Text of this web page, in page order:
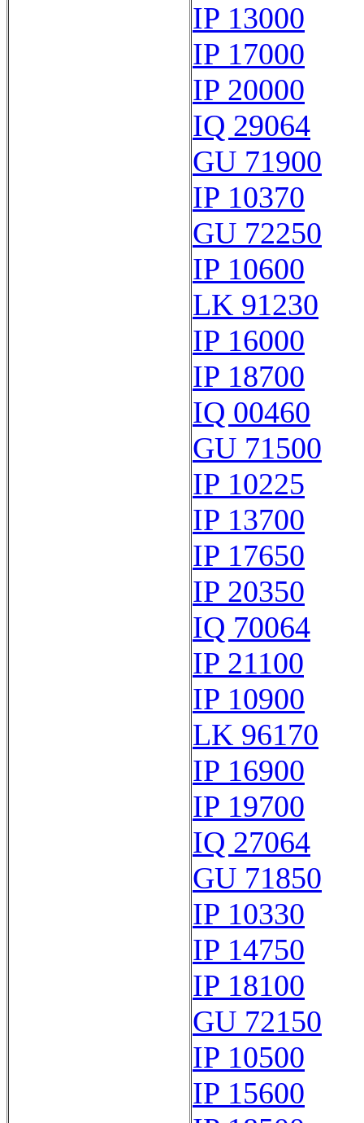
IP 13000
IP 17000
IP 20000
IQ 29064
GU 71900
IP 10370
GU 72250
IP 10600
LK 91230
IP 16000
IP 18700
IQ 00460
GU 71500
IP 10225
IP 13700
IP 17650
IP 20350
IQ 70064
IP 21100
IP 10900
LK 96170
IP 16900
IP 19700
IQ 27064
GU 71850
IP 10330
IP 14750
IP 18100
GU 72150
IP 10500
IP 15600